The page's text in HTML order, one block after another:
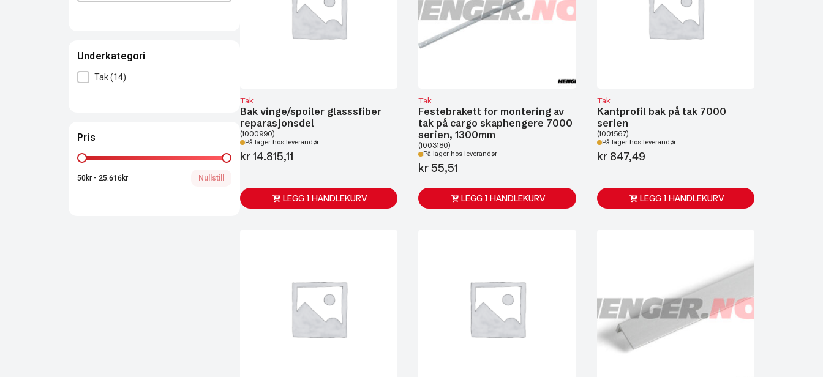
Underkategori
Underkategori
Tak(14)
Pris
Pris
50kr - 25.616kr Nullstill
Tak
Bak vinge/spoiler glasssfiber
reparasjonsdel
(1000990)
På lager hos leverandør
kr14.815,11
LEGG I HANDLEKURV
Tak
Festebrakett for montering av
tak på cargo skaphengere 7000
serien, 1300mm
(1003180)
På lager hos leverandør
kr55,51
LEGG I HANDLEKURV
Tak
Kantprofil bak på tak 7000
serien
(1001567)
På lager hos leverandør
kr847,49
LEGG I HANDLEKURV